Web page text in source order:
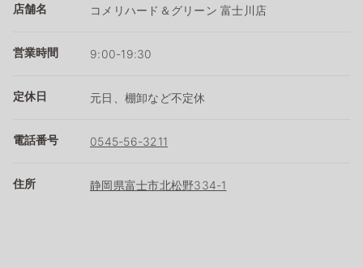
店舗名 コメリハード＆グリーン 富士川店
営業時間 9:00-19:30
定休日 元日、棚卸など不定休
電話番号 0545-56-3211
住所 静岡県富士市北松野334-1